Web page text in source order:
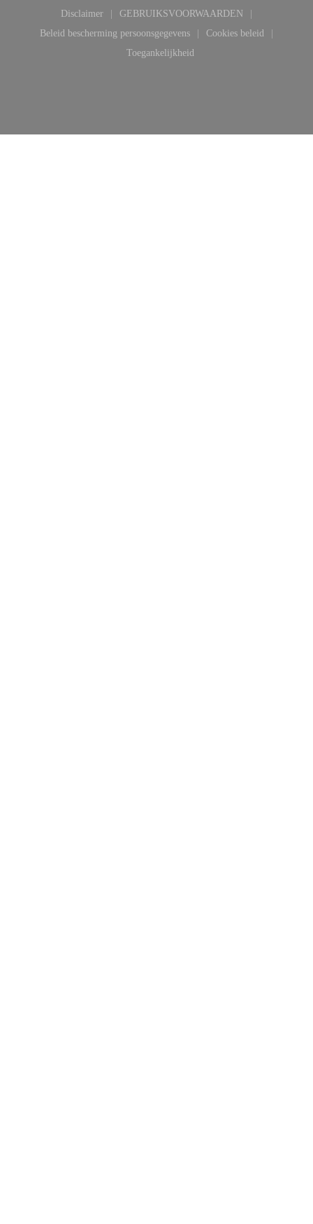
Disclaimer
((opent in een nieuw venster))
GEBRUIKSVOORWAARDEN
((opent in een nieuw venster))
Beleid bescherming persoonsgegevens
((opent in een nieuw venster))
Cookies beleid
((opent in een
Toegankelijkheid
((opent in een nieuw venster))